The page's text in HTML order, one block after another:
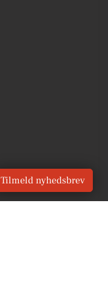
Tilmeld nyhedsbrev